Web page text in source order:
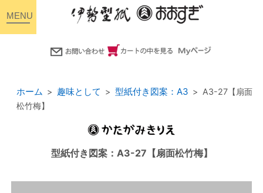
ホーム 趣味として 型紙付き図案：A3
A3-27【扇面
松竹梅】
型紙付き図案：A3-27【扇面松竹梅】
toggle
navigation